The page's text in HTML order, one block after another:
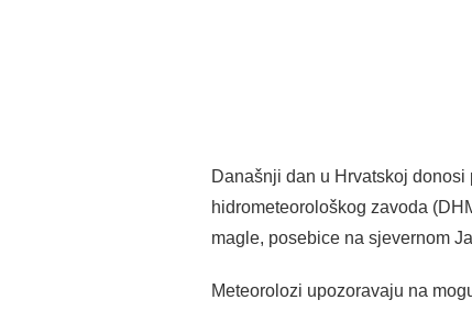
Današnji dan u Hrvatskoj
hidrometeorološkog zavoda
magle, posebice na sjevernom
Meteorolozi upozoravaju na